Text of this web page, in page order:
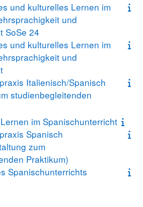
und kulturelles Lernen im
und
SoSe 24
und kulturelles Lernen im
und
Italienisch/Spanisch
studienbegleitenden
im Spanischunterricht
Spanisch
zum
Praktikum)
Spanischunterrichts